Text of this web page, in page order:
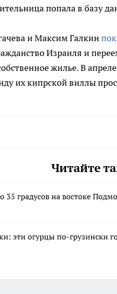
попала в базу
и Максим Галкин
Израиля и
жилье. В
их кипрской виллы
Читайте
градусов на востоке
эти огурцы по-грузински